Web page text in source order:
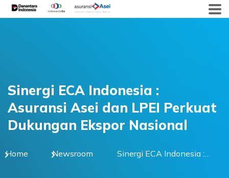
Skip
to
Sinergi ECA Indonesia :
Asuransi Asei dan LPEI Perkuat
Dukungan Ekspor Nasional
Home Newsroom
Sinergi ECA Indonesia :